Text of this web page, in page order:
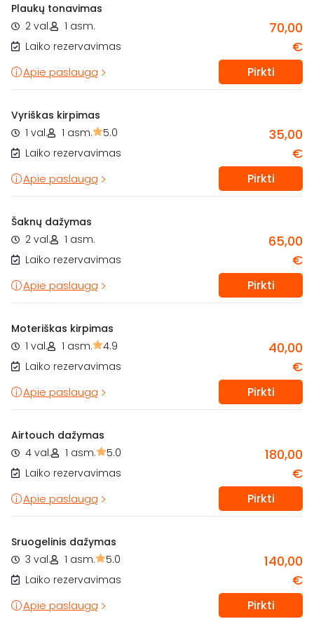
Plaukų tonavimas
2 val.
1 asm.
Laiko rezervavimas
70,00
€
Apie paslaugą Pirkti
Vyriškas kirpimas
1 val.
1 asm.
5.0
Laiko rezervavimas
35,00
€
Apie paslaugą Pirkti
Šaknų dažymas
2 val.
1 asm.
Laiko rezervavimas
65,00
€
Apie paslaugą Pirkti
Moteriškas kirpimas
1 val.
1 asm.
4.9
Laiko rezervavimas
40,00
€
Apie paslaugą Pirkti
Airtouch dažymas
4 val.
1 asm.
5.0
Laiko rezervavimas
180,00
€
Apie paslaugą Pirkti
Sruogelinis dažymas
3 val.
1 asm.
5.0
Laiko rezervavimas
140,00
€
Apie paslaugą Pirkti